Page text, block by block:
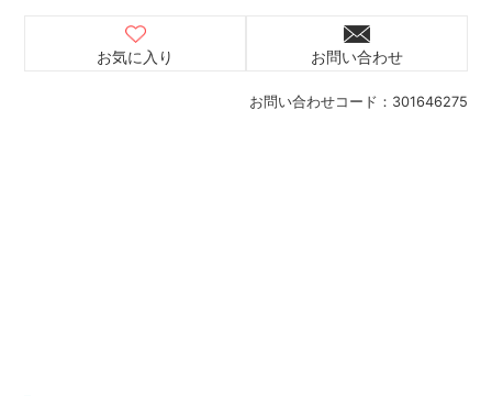
お問い合わせコード： 301646275
お気に入り お問い合わせ